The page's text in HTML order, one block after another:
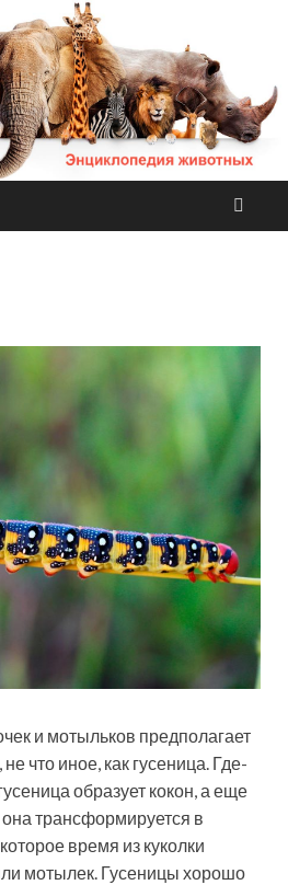
и мотыльков предполагает
что иное, как гусеница. Где-
образует кокон, а еще
трансформируется в
время из куколки
мотылек. Гусеницы хорошо